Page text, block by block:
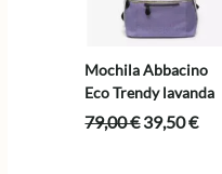
Mochila Abbacino
Eco Trendy lavanda
79,00€El
39,50€El